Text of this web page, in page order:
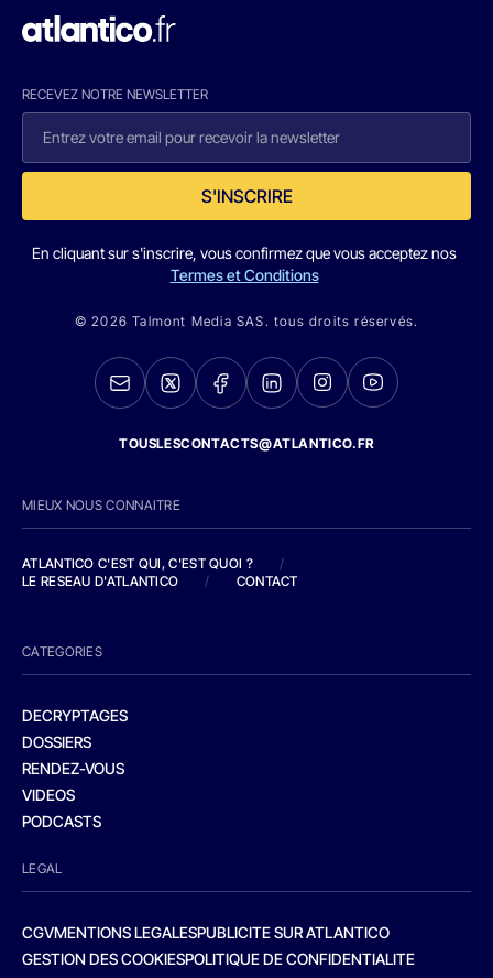
RECEVEZ NOTRE NEWSLETTER
S'INSCRIRE
En cliquant sur s'inscrire, vous confirmez que vous acceptez nos
Termes et Conditions
© 2026 Talmont Media SAS. tous droits réservés.
TOUSLESCONTACTS@ATLANTICO.FR
MIEUX NOUS CONNAITRE
ATLANTICO C'EST QUI, C'EST QUOI ?
/
LE RESEAU D'ATLANTICO
/ CONTACT
CATEGORIES
DECRYPTAGES
DOSSIERS
RENDEZ-VOUS
VIDEOS
PODCASTS
LEGAL
CGVMENTIONS LEGALESPUBLICITE SUR ATLANTICO
GESTION DES COOKIESPOLITIQUE DE CONFIDENTIALITE